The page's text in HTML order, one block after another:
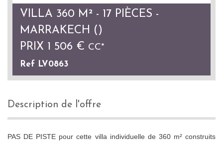
VILLA 360 M² - 17 PIÈCES -
MARRAKECH ()
PRIX 1 506 € CC*
Ref LV0863
description de l'offre
PAS DE PISTE pour cette villa individuelle de 360 m² construits